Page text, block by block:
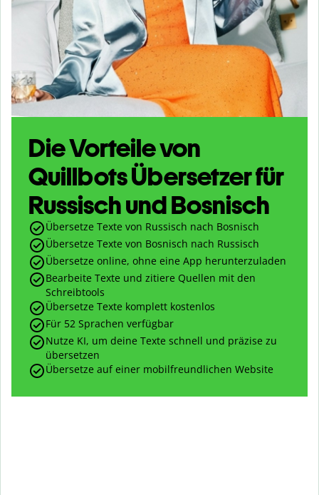
Die Vorteile von
Quillbots Übersetzer für
Russisch und Bosnisch
Übersetze Texte von Russisch nach Bosnisch
Übersetze Texte von Bosnisch nach Russisch
Übersetze online, ohne eine App herunterzuladen
Bearbeite Texte und zitiere Quellen mit den
Schreibtools
Übersetze Texte komplett kostenlos
Für 52 Sprachen verfügbar
Nutze KI, um deine Texte schnell und präzise zu
übersetzen
Übersetze auf einer mobilfreundlichen Website